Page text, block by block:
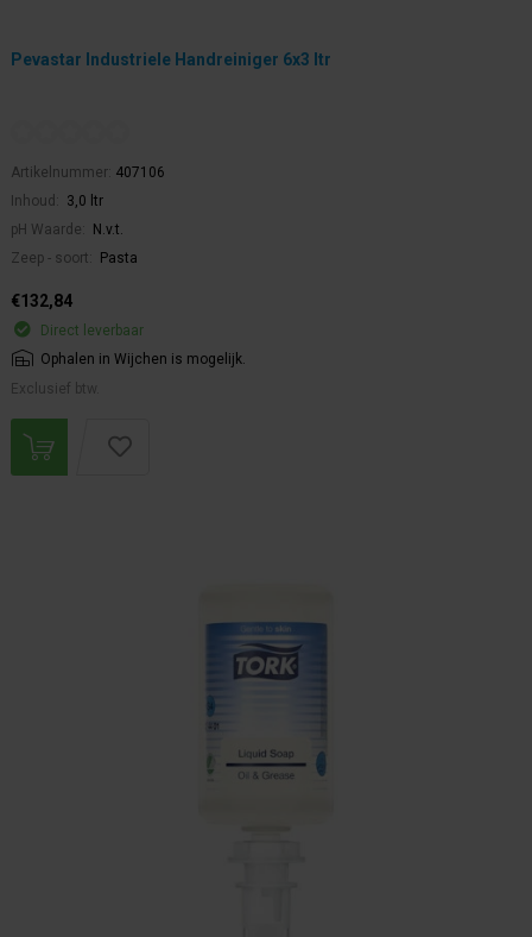
Pevastar Industriele Handreiniger 6x3 ltr
Artikelnummer: 407106
Inhoud:
3,0 ltr
pH Waarde:
N.v.t.
Zeep - soort:
Pasta
€132,84
Direct leverbaar
Ophalen in Wijchen is mogelijk.
Exclusief btw.